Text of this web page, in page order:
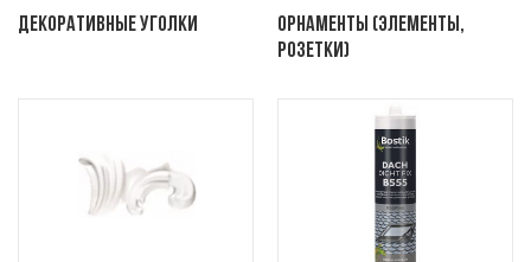
Декоративные уголки
Орнаменты (элементы,
розетки)